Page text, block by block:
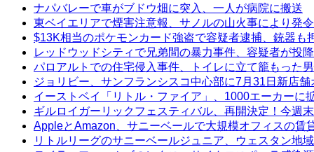
ナパバレーで車がブドウ畑に突入、一人が病院に搬送
東ベイエリアで煙害注意報、サノルの山火事により発令
$13K相当のポケモンカード強盗で容疑者逮捕、銃器も
レッドウッドシティで兄弟間の暴力事件、容疑者が投降
パロアルトでの住宅侵入事件、トイレに立て籠もった
ジョリビー、サンフランシスコ中心部に7月31日新店舗
イーストベイ「リトル・ファイア」、1000エーカーに
ギルロイガーリックフェスティバル、再開決定！今週
AppleとAmazon、サニーベールで大規模オフィスの賃
リトルリーグのサニーベールジュニア、ウェスタン地